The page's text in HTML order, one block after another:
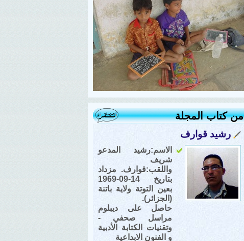
من كتاب المجلة
رشيد قوارف
الاسم:رشيد المدعو
شريف
واللقب:قوارف. مزداد
بتاريخ 14-09-1969
بعين التوتة ولاية باتنة
(الجزائر).
حاصل على ديبلوم
مراسل صحفي -
وتقنيات الكتابة الأدبية
و الفنون الابداعية